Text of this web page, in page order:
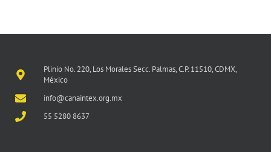
Plinio No. 220, Los Morales Secc. Palmas, C.P. 11510, CDMX,
México
info@canaintex.org.mx
55 5280 8637